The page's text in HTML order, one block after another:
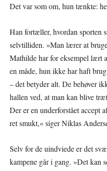
Det var som om, hun tænkte:
Han fortæller, hvordan sporten
selvtilliden. »Man lærer at
Mathilde har for eksempel lært
en måde, hun ikke har haft
– det betyder alt. De behøver
hallen ved, at man kan blive
Der er en underforstået accept
ret smukt,« siger Niklas
Selv for de uindviede er det
kampene går i gang. »Det kan